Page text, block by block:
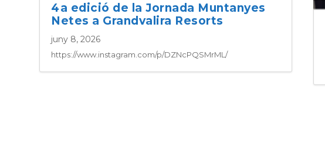
4a edició de la Jornada Muntanyes
Netes a Grandvalira Resorts
juny 8, 2026
https://www.instagram.com/p/DZNcPQSMrML/